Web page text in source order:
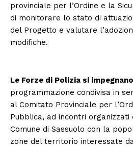
provinciale per l’Ordine e la
di monitorare lo stato di
del Progetto e valutare
modifiche.
Le Forze di Polizia si
programmazione condivisa in
al Comitato Provinciale per
Pubblica, ad incontri organizzati
Comune di Sassuolo con la
zone del territorio interessate